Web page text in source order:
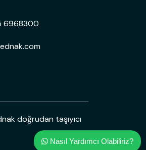
6968300
doğrudan taşıyıcı
Nasıl Yardımcı Olabiliriz?